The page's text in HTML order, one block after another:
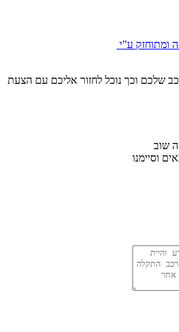
ומתוחזק ע”י
שלכם וכך נוכל לחזור אליכם עם הצעת
שוב
וסיימנו